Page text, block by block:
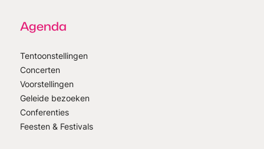
Agenda
Tentoonstellingen
Concerten
Voorstellingen
Geleide bezoeken
Conferenties
Feesten & Festivals